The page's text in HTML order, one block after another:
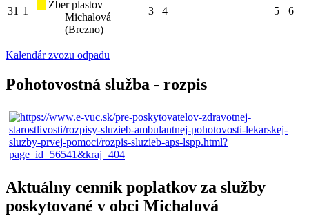
31 1
Zber plastov
Michalová
(Brezno)
3 4 5 6
Kalendár zvozu odpadu
Pohotovostná služba - rozpis
Aktuálny cenník poplatkov za služby
poskytované v obci Michalová